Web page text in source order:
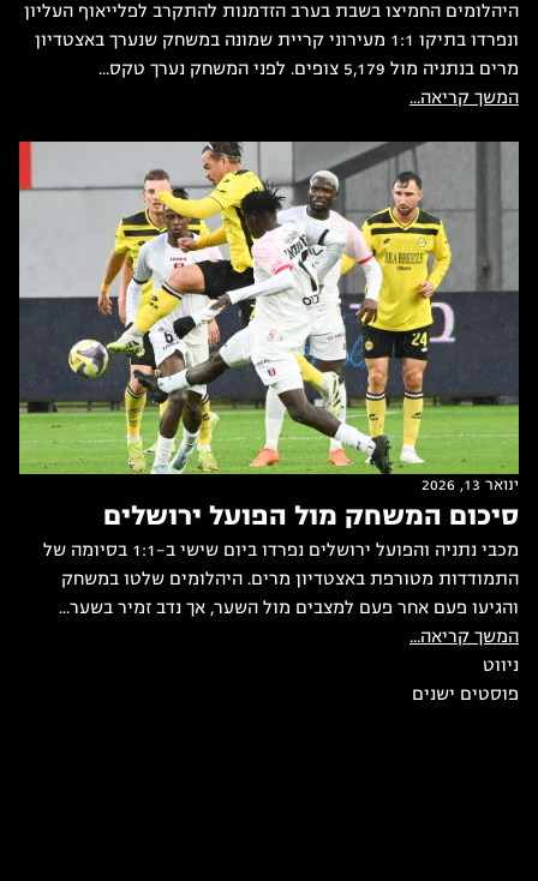
היהלומים החמיצו בשבת בערב הזדמנות להתקרב לפלייאוף העליון
ונפרדו בתיקו 1:1 מעירוני קריית שמונה במשחק שנערך באצטדיון
מרים בנתניה מול 5,179 צופים. לפני המשחק נערך טקס...
המשך קריאה...
ינואר 13, 2026
סיכום המשחק מול הפועל ירושלים
מכבי נתניה והפועל ירושלים נפרדו ביום שישי ב-1:1 בסיומה של
התמודדות מטורפת באצטדיון מרים. היהלומים שלטו במשחק
והגיעו פעם אחר פעם למצבים מול השער, אך נדב זמיר בשער...
המשך קריאה...
ניווט
פוסטים ישנים